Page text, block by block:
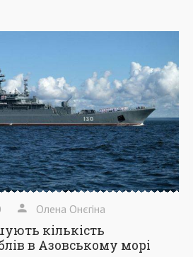
Олена Онєгіна
кількість
в Азовському морі